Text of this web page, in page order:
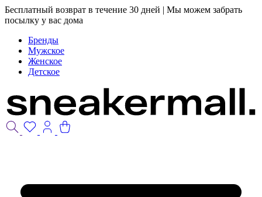
Бесплатный возврат в течение 30 дней | Мы можем забрать
посылку у вас дома
Бренды
Мужское
Женское
Детское